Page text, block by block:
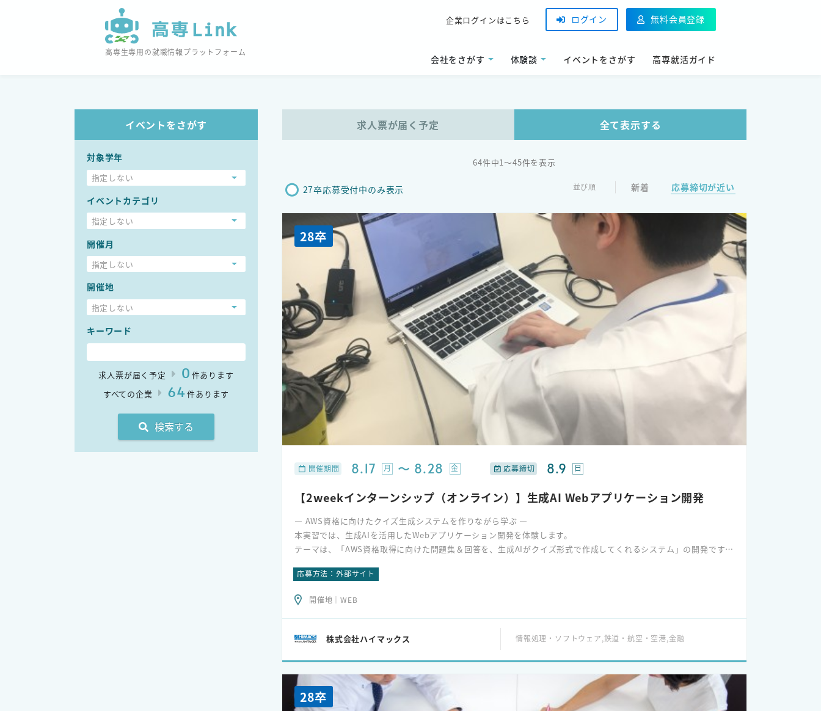
高専生専用の就職情報プラットフォーム
企業ログインはこちら ログイン 無料会員登録
会社をさがす 体験談 イベントをさがす 高専就活ガイド
イベントをさがす
対象学年
指定しない
イベントカテゴリ
指定しない
開催月
指定しない
開催地
指定しない
キーワード
求人票が届く予定 0 件あります
すべての企業
64件あります
検索する
求人票が届く予定 全て表示する
27卒応募受付中のみ表示 並び順 新着 応募締切が近い
28卒
開催期間 8.17 月 〜 8.28 金 応募締切 8.9 日
【2weekインターンシップ（オンライン）】生成AI Webアプリケーション開発
― AWS資格に向けたクイズ生成システムを作りながら学ぶ ―
本実習では、生成AIを活用したWebアプリケーション開発を体験します。
テーマは、「AWS資格取得に向けた問題集＆回答を、生成AIがクイズ形式で作成してくれるシステム」の開発です。
＜実習できること＞
・生成AIに渡すプロンプトの作り方を学ぶ
・簡易的なアプリ開発体験
Next.js（Webアプリケーション開発用フレームワーク）
Amazon Web Service（クラウド技術）
※内容は変更する可能性がございますので、その際は別途ご案内いたします。
応募方法：外部サイト
開催地｜WEB
情報処理・ソフトウェア,鉄道・航空・空港,金融
株式会社ハイマックス
28卒
64件中1〜45件を表示